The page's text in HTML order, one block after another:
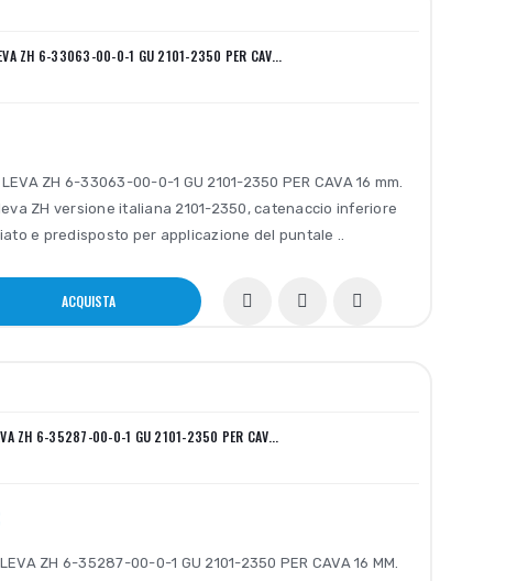
ZH 6-33063-00-0-1 GU 2101-2350 PER CAV...
LEVA ZH 6-33063-00-0-1 GU 2101-2350 PER CAVA 16 mm.
ZH versione italiana 2101-2350, catenaccio inferiore
e predisposto per applicazione del puntale ..
ACQUISTA
ZH 6-35287-00-0-1 GU 2101-2350 PER CAV...
ZH 6-35287-00-0-1 GU 2101-2350 PER CAVA 16 MM.